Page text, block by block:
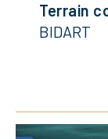
Terrain
BIDART